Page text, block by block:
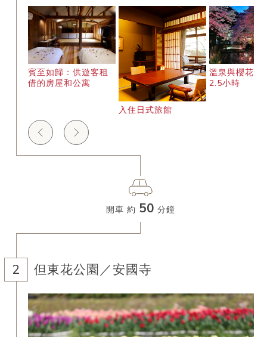
賓至如歸：供遊客租
借的房屋和公寓
入住日式旅館
溫泉與櫻花距
2.5小時
開車 約 50 分鐘
但東花公園／安國寺